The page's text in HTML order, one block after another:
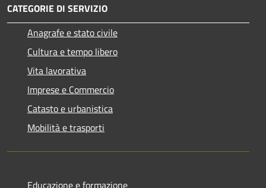
CATEGORIE DI SERVIZIO
Anagrafe e stato civile
Cultura e tempo libero
Vita lavorativa
Imprese e Commercio
Catasto e urbanistica
Mobilità e trasporti
Educazione e formazione